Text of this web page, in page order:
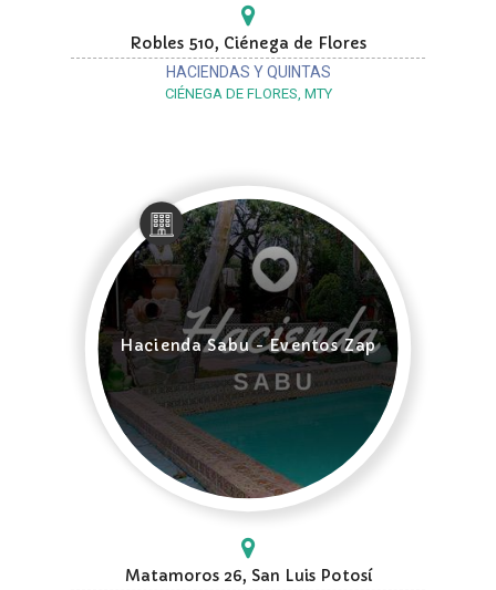
Robles 510, Ciénega de Flores
HACIENDAS Y QUINTAS
CIÉNEGA DE FLORES, MTY
Hacienda Sabu - Eventos Zap
Matamoros 26, San Luis Potosí